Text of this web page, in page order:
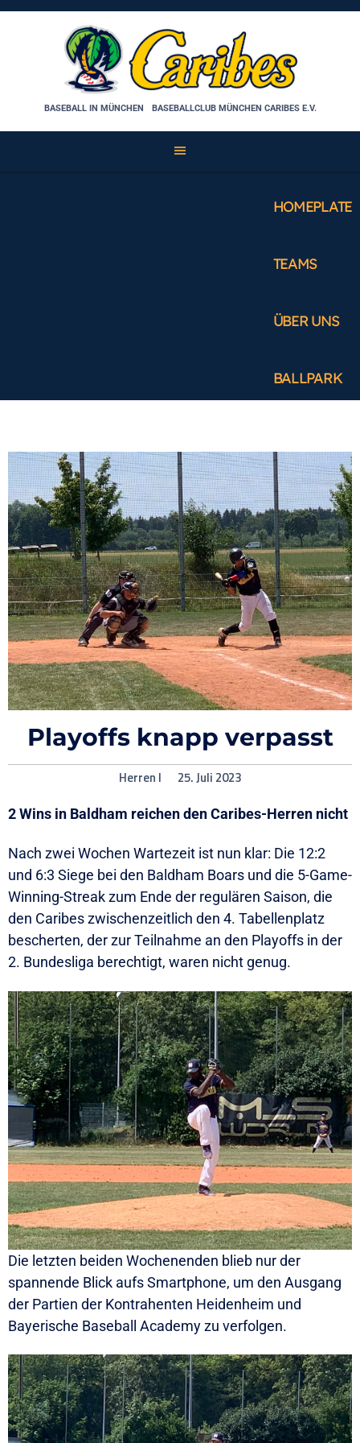
Skip
BASEBALL IN MÜNCHEN BASEBALLCLUB MÜNCHEN CARIBES E.V.
HOMEPLATE
TEAMS
ÜBER UNS
BALLPARK
Playoffs knapp verpasst
Herren I 25. Juli 2023
2 Wins in Baldham reichen den Caribes-Herren nicht
Nach zwei Wochen Wartezeit ist nun klar: Die 12:2
und 6:3 Siege bei den Baldham Boars und die 5-Game-
Winning-Streak zum Ende der regulären Saison, die
den Caribes zwischenzeitlich den 4. Tabellenplatz
bescherten, der zur Teilnahme an den Playoffs in der
2. Bundesliga berechtigt, waren nicht genug.
Die letzten beiden Wochenenden blieb nur der
spannende Blick aufs Smartphone, um den Ausgang
der Partien der Kontrahenten Heidenheim und
Bayerische Baseball Academy zu verfolgen.